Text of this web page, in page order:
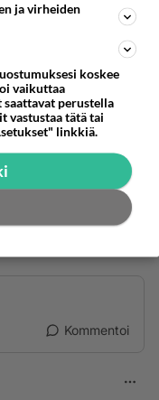
Kommentoi
vauhdissa.
kuin
Kommentoi
Kommentoi
ja virheiden
koskee
vaikuttaa
perustella
vastustaa tätä tai
linkkiä.